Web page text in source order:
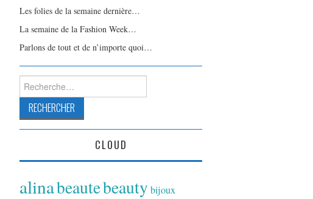
Les folies de la semaine dernière…
La semaine de la Fashion Week…
Parlons de tout et de n’importe quoi…
Rechercher :
CLOUD
alinabeautebeauty bijoux